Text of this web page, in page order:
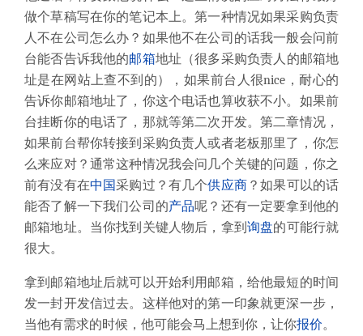
做个草稿写在你的笔记本上。第一种情况如果采购负责
人不在公司怎么办？如果他不在公司的话我一般会问前
台能否告诉我他的邮箱地址（很多采购负责人的邮箱地
址是在网站上查不到的），如果前台人很nice ，耐心的
告诉你邮箱地址了，你这个电话也算收获不小。如果前
台挂断你的电话了，那就等第二次开发。第二章情况，
如果前台帮你转接到采购负责人或者老板那里了，你怎
么来应对？通常这种情况我会问几个关键的问题，你之
前有没有在中国采购过？有几个供应商？如果可以的话
能否了解一下我们公司的产品呢？还有一定要拿到他的
邮箱地址。当你找到关键人物后，拿到 询盘的可能行就
很大。
拿到邮箱地址后就可以开始利用邮箱，给他最短的时间
发一封开发信过去。这样他对的第一印象就更深一步，
当他有需求的时候，他可能会马上想到你，让你报价。